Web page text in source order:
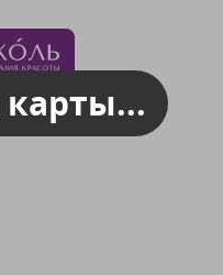
карты...